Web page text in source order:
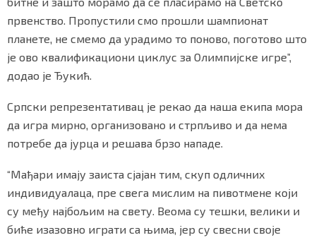
првенство. Пропустили смо прошли шампионат
планете, не смемо да урадимо то поново, поготово што
је ово квалификациони циклус за Олимпијске игре”,
додао је Ђукић.
Српски репрезентативац је рекао да наша екипа мора
да игра мирно, организовано и стрпљиво и да нема
потребе да јурца и решава брзо нападе.
“Мађари имају заиста сјајан тим, скуп одличних
индивидуалаца, пре свега мислим на пивотмене који
су међу најбољим на свету. Веома су тешки, велики и
биће изазовно играти са њима, јер су свесни своје